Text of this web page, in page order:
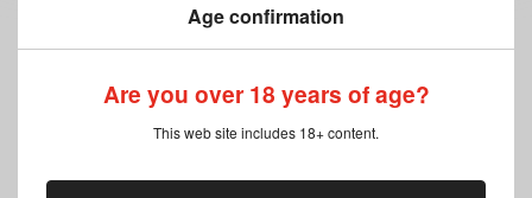
Age confirmation
Are you over 18 years of age?
This web site includes 18+ content.